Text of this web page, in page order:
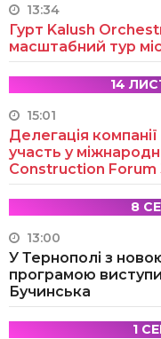
13:34
Гурт Kalush
масштабний тур
14
15:01
Делегація
участь у
Construction Forum
8
13:00
У Тернополі з
програмою
Бучинська
1